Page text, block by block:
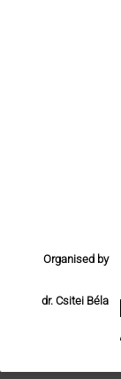
Organised by
dr. Csitei Béla